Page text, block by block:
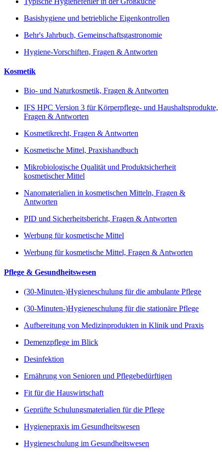
Basishygiene und betriebliche Eigenkontrollen
Behr's Jahrbuch, Gemeinschaftsgastronomie
Hygiene-Vorschiften, Fragen & Antworten
Kosmetik
Bio- und Naturkosmetik, Fragen & Antworten
IFS HPC Version 3 für Körperpflege- und Haushaltsprodukte,
Fragen & Antworten
Kosmetikrecht, Fragen & Antworten
Kosmetische Mittel, Praxishandbuch
Mikrobiologische Qualität und Produktsicherheit
kosmetischer Mittel
Nanomaterialien in kosmetischen Mitteln, Fragen &
Antworten
PID und Sicherheitsbericht, Fragen & Antworten
Werbung für kosmetische Mittel
Werbung für kosmetische Mittel, Fragen & Antworten
Pflege & Gesundheitswesen
(30-Minuten-)Hygieneschulung für die ambulante Pflege
(30-Minuten-)Hygieneschulung für die stationäre Pflege
Aufbereitung von Medizinprodukten in Klinik und Praxis
Demenzpflege im Blick
Desinfektion
Ernährung von Senioren und Pflegebedürftigen
Fit für die Hauswirtschaft
Geprüfte Schulungsmaterialien für die Pflege
Hygienepraxis im Gesundheitswesen
Hygieneschulung im Gesundheitswesen